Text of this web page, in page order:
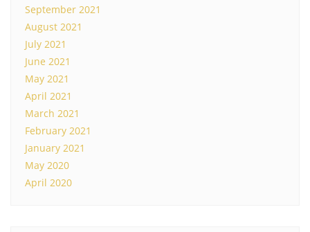
September 2021
August 2021
July 2021
June 2021
May 2021
April 2021
March 2021
February 2021
January 2021
May 2020
April 2020